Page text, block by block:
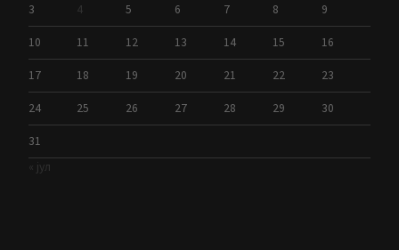
3 4 5 6 7 8 9
10 11 12 13 14 15 16
17 18 19 20 21 22 23
24 25 26 27 28 29 30
31
« јул